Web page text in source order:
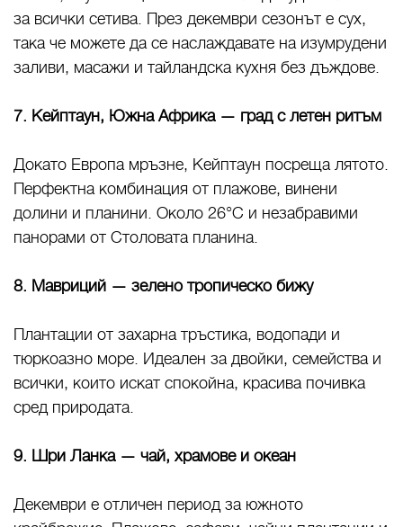
за всички сетива. През декември сезонът е сух,
така че можете да се наслаждавате на изумрудени
заливи, масажи и тайландска кухня без дъждове.
7. Кейптаун, Южна Африка — град с летен ритъм
Докато Европа мръзне, Кейптаун посреща лятото.
Перфектна комбинация от плажове, винени
долини и планини. Около 26°C и незабравими
панорами от Столовата планина.
8. Мавриций — зелено тропическо бижу
Плантации от захарна тръстика, водопади и
тюркоазно море. Идеален за двойки, семейства и
всички, които искат спокойна, красива почивка
сред природата.
9. Шри Ланка — чай, храмове и океан
Декември е отличен период за южното